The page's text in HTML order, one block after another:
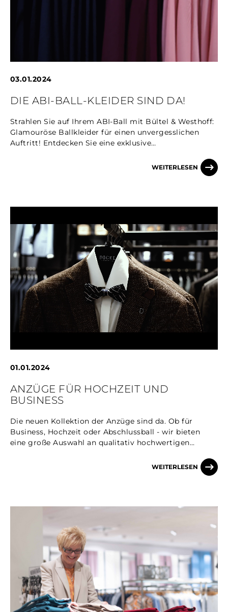
03.01.2024
DIE ABI-BALL-KLEIDER SIND DA!
Strahlen Sie auf Ihrem ABI-Ball mit Bültel & Westhoff:
Glamouröse Ballkleider für einen unvergesslichen
Auftritt! Entdecken Sie eine exklusive…
WEITERLESEN
01.01.2024
ANZÜGE FÜR HOCHZEIT UND
BUSINESS
Die neuen Kollektion der Anzüge sind da. Ob für
Business, Hochzeit oder Abschlussball - wir bieten
eine große Auswahl an qualitativ hochwertigen…
WEITERLESEN